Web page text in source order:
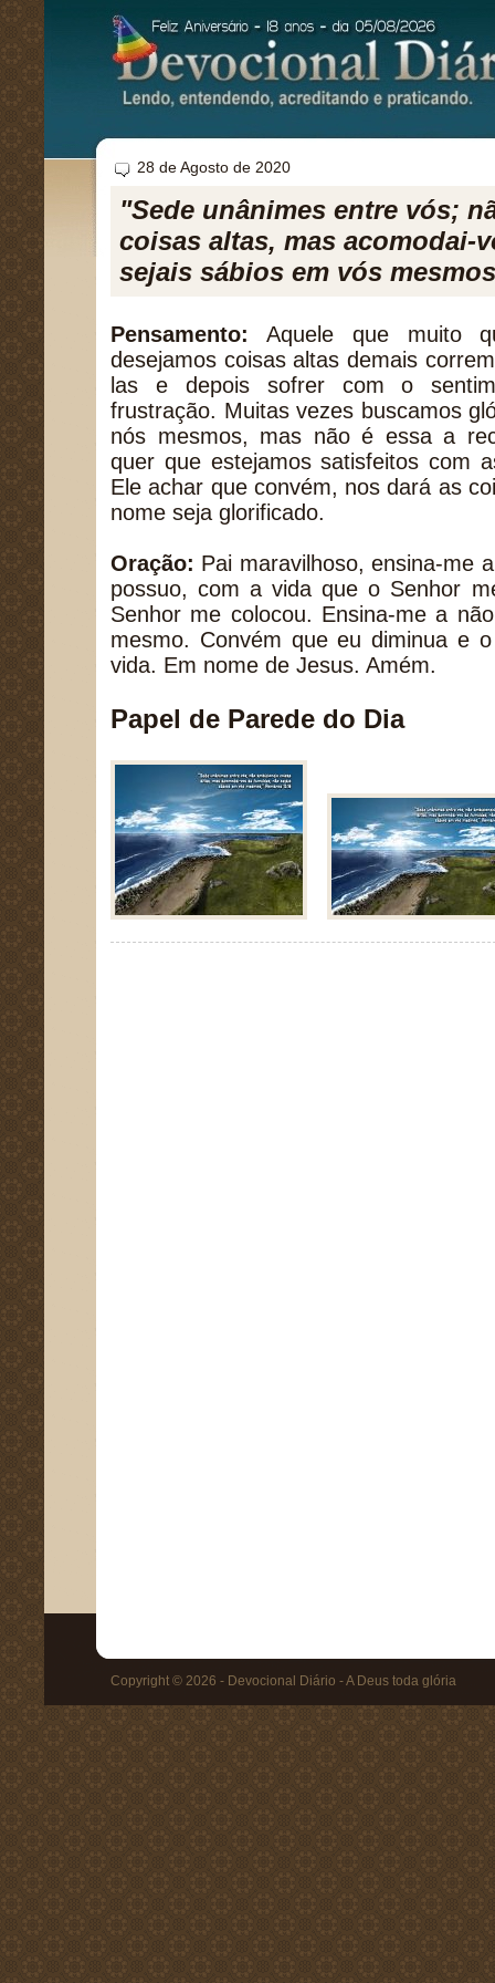
28 de Agosto de 2020
"Sede unânimes entre vós;
coisas altas, mas acomodai-
sejais sábios em vós
Pensamento: Aquele que muito
desejamos coisas altas demais
las e depois sofrer com o
frustração. Muitas vezes buscamos
nós mesmos, mas não é essa a
quer que estejamos satisfeitos com
Ele achar que convém, nos dará as
nome seja glorificado.
Oração: Pai maravilhoso, ensina-me
possuo, com a vida que o Senhor
Senhor me colocou. Ensina-me a
mesmo. Convém que eu diminua e
vida. Em nome de Jesus. Amém.
Papel de Parede do Dia
Copyright © 2026 - Devocional Diário - A Deus toda glória